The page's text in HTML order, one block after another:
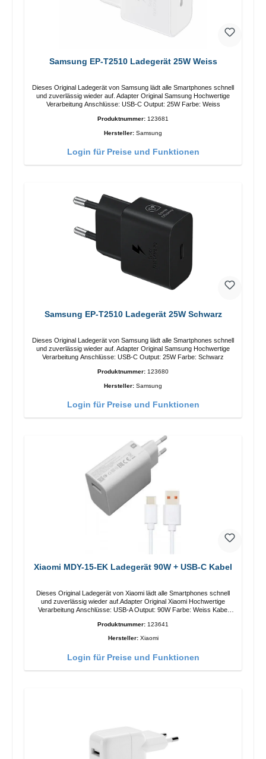
Samsung EP-T2510 Ladegerät 25W Weiss
Dieses Original Ladegerät von Samsung lädt alle Smartphones schnell
und zuverlässig wieder auf. Adapter Original Samsung Hochwertige
Verarbeitung Anschlüsse: USB-C Output: 25W Farbe: Weiss
Produktnummer: 123681
Hersteller: Samsung
Login für Preise und Funktionen
Samsung EP-T2510 Ladegerät 25W Schwarz
Dieses Original Ladegerät von Samsung lädt alle Smartphones schnell
und zuverlässig wieder auf. Adapter Original Samsung Hochwertige
Verarbeitung Anschlüsse: USB-C Output: 25W Farbe: Schwarz
Produktnummer: 123680
Hersteller: Samsung
Login für Preise und Funktionen
Xiaomi MDY-15-EK Ladegerät 90W + USB-C Kabel
Dieses Original Ladegerät von Xiaomi lädt alle Smartphones schnell
und zuverlässig wieder auf.Adapter Original Xiaomi Hochwertige
Verarbeitung Anschlüsse: USB-A Output: 90W Farbe: Weiss Kabel
Produktnummer: 123641
Hersteller: Xiaomi
Login für Preise und Funktionen